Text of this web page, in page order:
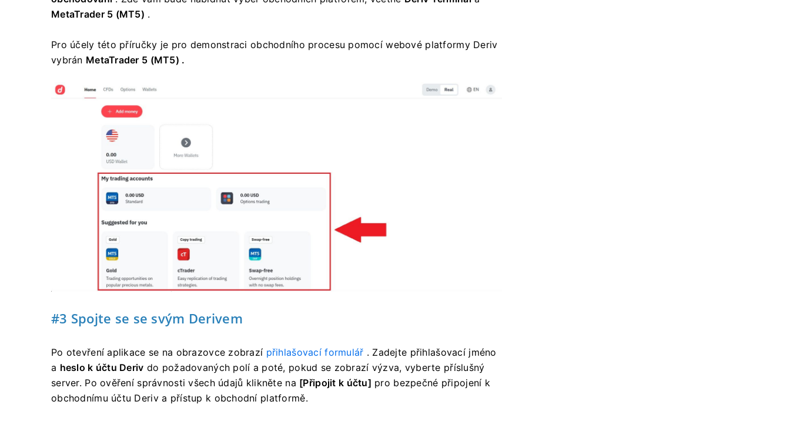
MetaTrader 5 (MT5) .
Pro účely této příručky je pro demonstraci obchodního procesu pomocí webové platformy Deriv
vybrán MetaTrader 5 (MT5) .
#3 Spojte se se svým Derivem
Po otevření aplikace se na obrazovce zobrazí přihlašovací formulář . Zadejte přihlašovací jméno
a heslo k účtu Deriv do požadovaných polí a poté, pokud se zobrazí výzva, vyberte příslušný
server. Po ověření správnosti všech údajů klikněte na [Připojit k účtu] pro bezpečné připojení k
obchodnímu účtu Deriv a přístup k obchodní platformě.